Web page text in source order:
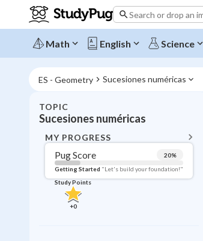
Search or drop an
Math English Science
ES - Geometry Sucesiones numéricas
TOPIC
Sucesiones numéricas
MY PROGRESS
Pug Score 20%
Getting Started "Let's build your foundation!"
Study Points
+0